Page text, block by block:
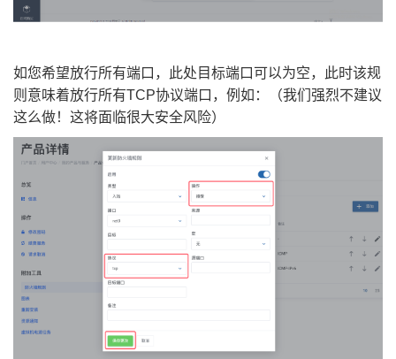
如您希望放行所有端口，此处目标端口可以为空，此时该规
则意味着放行所有TCP协议端口，例如：（我们强烈不建议
这么做！这将面临很大安全风险）